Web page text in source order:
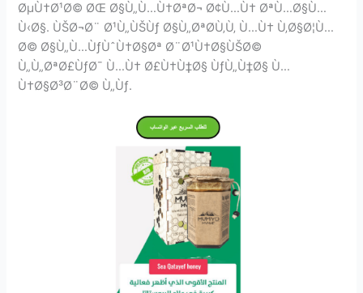
ØµÙ†Ø¹Ø© ØŒ Ø§Ù„Ù…Ù†ØªØ¬ Ø¢Ù…Ù† ØªÙ…Ø§Ù…
Ù‹Ø§. ÙŠØ¬Ø¨ Ø¹Ù„ÙŠÙƒ Ø§Ù„ØªØ­Ù‚Ù‚ Ù…Ù† Ù‚Ø§Ø¦Ù…
Ø© Ø§Ù„Ù…ÙƒÙˆÙ†Ø§Øª Ø¨Ø¹Ù†Ø§ÙŠØ©
Ù„Ù„ØªØ£ÙƒØ¯ Ù…Ù† Ø£Ù†Ù‡Ø§ ÙƒÙ„Ù‡Ø§ Ù…
Ù†Ø§Ø³Ø¨Ø© Ù„Ùƒ.